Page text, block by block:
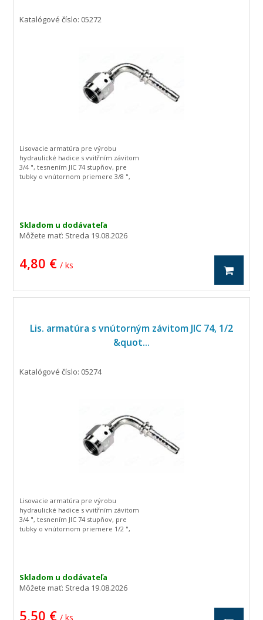
Katalógové číslo: 05272
Skladom u dodávateľa
Môžete mať: Streda 19.08.2026
4,80 € / ks
Lisovacie armatúra pre výrobu
hydraulické hadice s vvitřním závitom
3/4 ", tesnením JIC 74 stupňov, pre
tubky o vnútornom priemere 3/8 ",
Lis. armatúra s vnútorným závitom JIC 74, 1/2
&quot...
Katalógové číslo: 05274
Skladom u dodávateľa
Môžete mať: Streda 19.08.2026
5,50 € / ks
Lisovacie armatúra pre výrobu
hydraulické hadice s vvitřním závitom
3/4 ", tesnením JIC 74 stupňov, pre
tubky o vnútornom priemere 1/2 ",